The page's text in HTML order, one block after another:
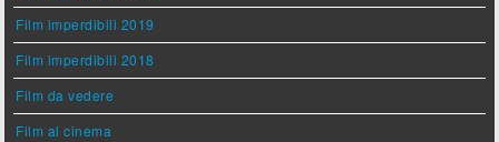
Film imperdibili 2019
Film imperdibili 2018
Film da vedere
Film al cinema